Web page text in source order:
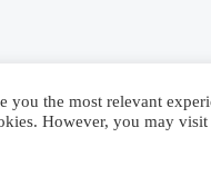
you the most relevant
However, you may